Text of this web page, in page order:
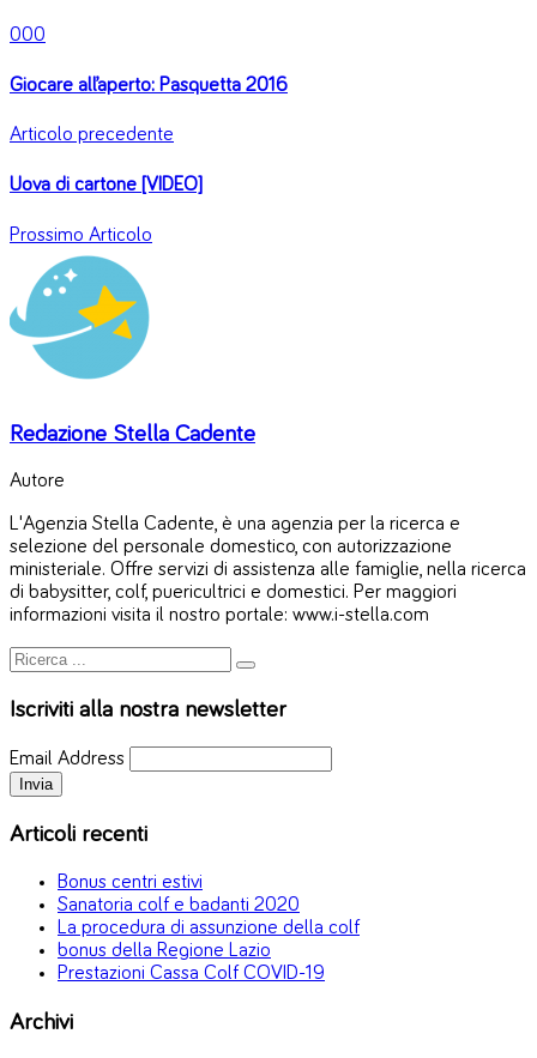
000
Giocare all’aperto: Pasquetta 2016
Articolo precedente
Uova di cartone [VIDEO]
Prossimo Articolo
Redazione Stella Cadente
Autore
L'Agenzia Stella Cadente, è una agenzia per la ricerca e
selezione del personale domestico, con autorizzazione
ministeriale. Offre servizi di assistenza alle famiglie, nella ricerca
di babysitter, colf, puericultrici e domestici. Per maggiori
informazioni visita il nostro portale: www.i-stella.com
Iscriviti alla nostra newsletter
Email Address
Articoli recenti
Bonus centri estivi
Sanatoria colf e badanti 2020
La procedura di assunzione della colf
bonus della Regione Lazio
Prestazioni Cassa Colf COVID-19
Archivi